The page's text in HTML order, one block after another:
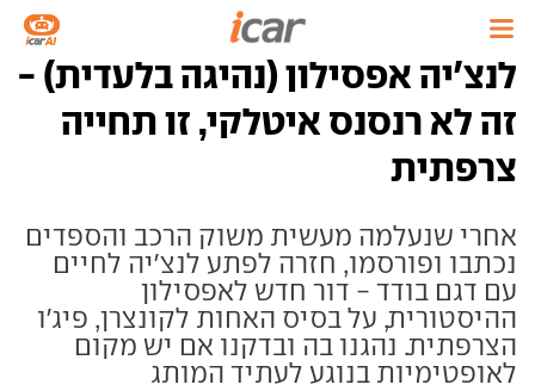
לנצ'יה אפסילון (נהיגה בלעדית) -
זה לא רנסנס איטלקי, זו תחייה
צרפתית
אחרי שנעלמה מעשית משוק הרכב והספדים
נכתבו ופורסמו, חזרה לפתע לנצ'יה לחיים
עם דגם בודד - דור חדש לאפסילון
ההיסטורית, על בסיס האחות לקונצרן, פיג'ו
הצרפתית. נהגנו בה ובדקנו אם יש מקום
לאופטימיות בנוגע לעתיד המותג